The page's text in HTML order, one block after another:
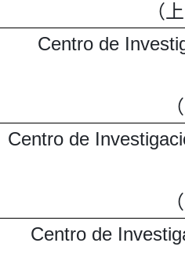
（
Centro de
Centro de
Centro de